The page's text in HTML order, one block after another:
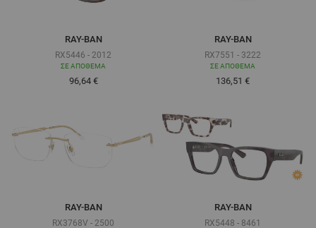
RAY-BAN
RX5446 - 2012
ΣΕ ΑΠΌΘΕΜΑ
Τόσο χαμηλά όσο
96,64 €
RAY-BAN
RX7551 - 3222
ΣΕ ΑΠΌΘΕΜΑ
Τόσο χαμηλά όσο
136,51 €
RAY-BAN
RX3768V - 2500
RAY-BAN
RX5448 - 8461